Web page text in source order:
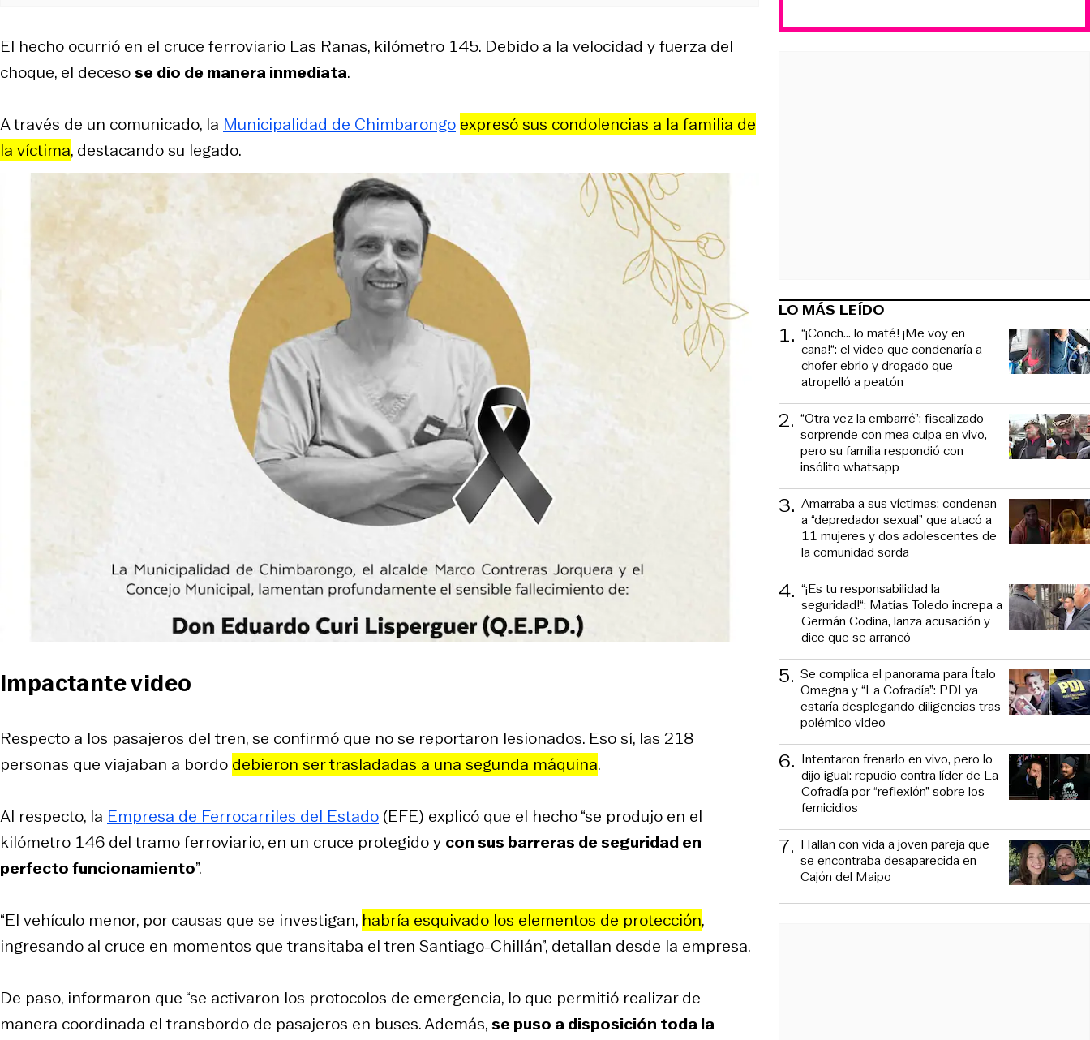
El hecho ocurrió en el cruce ferroviario Las Ranas, kilómetro 145. Debido a la velocidad y fuerza del
choque, el decesose dio de manera inmediata.
A través de un comunicado, la Municipalidad de Chimbarongo expresó sus condolencias a la familia de
la víctima, destacando su legado.
Impactante video
Respecto a los pasajeros del tren, se confirmó que no se reportaron lesionados. Eso sí, las 218
personas que viajaban a bordo debieron ser trasladadas a una segunda máquina.
Al respecto, la Empresa de Ferrocarriles del Estado (EFE) explicó que el hecho “se produjo en el
kilómetro 146 del tramo ferroviario, en un cruce protegido y con sus barreras de seguridad en
perfecto funcionamiento”.
“El vehículo menor, por causas que se investigan, habría esquivado los elementos de protección,
ingresando al cruce en momentos que transitaba el tren Santiago-Chillán”, detallan desde la empresa.
De paso, informaron que “se activaron los protocolos de emergencia, lo que permitió realizar de
manera coordinada el transbordo de pasajeros en buses. Además,se puso a disposición toda la
LO MÁS LEÍDO
1. “¡Conch... lo maté! ¡Me voy en
cana!“: el video que condenaría a
chofer ebrio y drogado que
atropelló a peatón
2. “Otra vez la embarré”: fiscalizado
sorprende con mea culpa en vivo,
pero su familia respondió con
insólito whatsapp
3. Amarraba a sus víctimas: condenan
a “depredador sexual” que atacó a
11 mujeres y dos adolescentes de
la comunidad sorda
4. “¡Es tu responsabilidad la
seguridad!“: Matías Toledo increpa a
Germán Codina, lanza acusación y
dice que se arrancó
5. Se complica el panorama para Ítalo
Omegna y “La Cofradía”: PDI ya
estaría desplegando diligencias tras
polémico video
6. Intentaron frenarlo en vivo, pero lo
dijo igual: repudio contra líder de La
Cofradía por “reflexión” sobre los
femicidios
7. Hallan con vida a joven pareja que
se encontraba desaparecida en
Cajón del Maipo